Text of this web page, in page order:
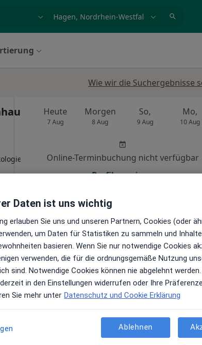
Wie wir die Suchergebnisse
Heute
7 Aug
Morgen
8 Aug
So,
9 Aug
Mo,
10 Aug
Online-Terminbuchung nicht verfügbar
Profil anzeigen
Heute
7 Aug
Morgen
8 Aug
So,
9 Aug
Mo,
Online-Terminbuchung nicht verfügbar
Daten ist uns wichtig
erlauben Sie uns und unseren Partnern, Cookies (oder
um Daten für Statistiken zu sammeln und
basieren. Wenn Sie nur notwendige Cookies
verwenden, die für die ordnungsgemäße Nutzung
sind. Notwendige Cookies können nie abgelehnt werden.
in den Einstellungen widerrufen oder Ihre
Sie mehr unter Datenschutz und Cookie Erklärung
Ablehnen